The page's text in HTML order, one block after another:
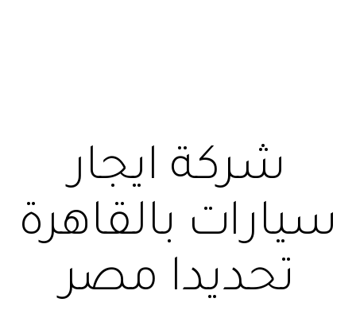
شركة ايجار
سيارات بالقاهرة
تحديدا مصر